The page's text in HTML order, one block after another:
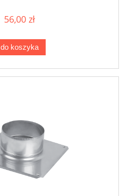
56,00 zł
do koszyka